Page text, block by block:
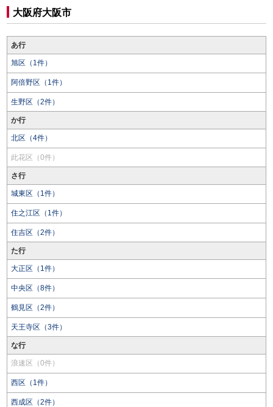
大阪府大阪市
あ行
旭区（1件）
阿倍野区（1件）
生野区（2件）
か行
北区（4件）
此花区（0件）
さ行
城東区（1件）
住之江区（1件）
住吉区（2件）
た行
大正区（1件）
中央区（8件）
鶴見区（2件）
天王寺区（3件）
な行
浪速区（0件）
西区（1件）
西成区（2件）